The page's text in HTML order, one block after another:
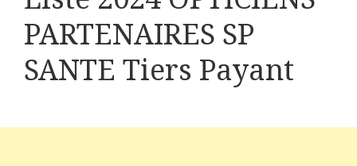
PARTENAIRES SP
SANTE Tiers Payant